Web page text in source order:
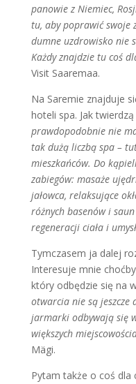
panowie z Niemiec,
tu, aby poprawić swoje
dumne uzdrowisko nie
Każdy znajdzie tu coś
Visit Saaremaa.
Na Saremie znajduje
hoteli spa. Jak
prawdopodobnie nie
tak dużą liczbą spa –
mieszkańców. Do
zabiegów: masaże
jałowca, relaksujące
różnych basenów i
regeneracji ciała i
Tymczasem ja dalej
Interesuje mnie
który odbędzie się na
otwarcia nie są jeszcze
jarmarki odbywają się
większych
Mägi.
Pytam także o coś dla